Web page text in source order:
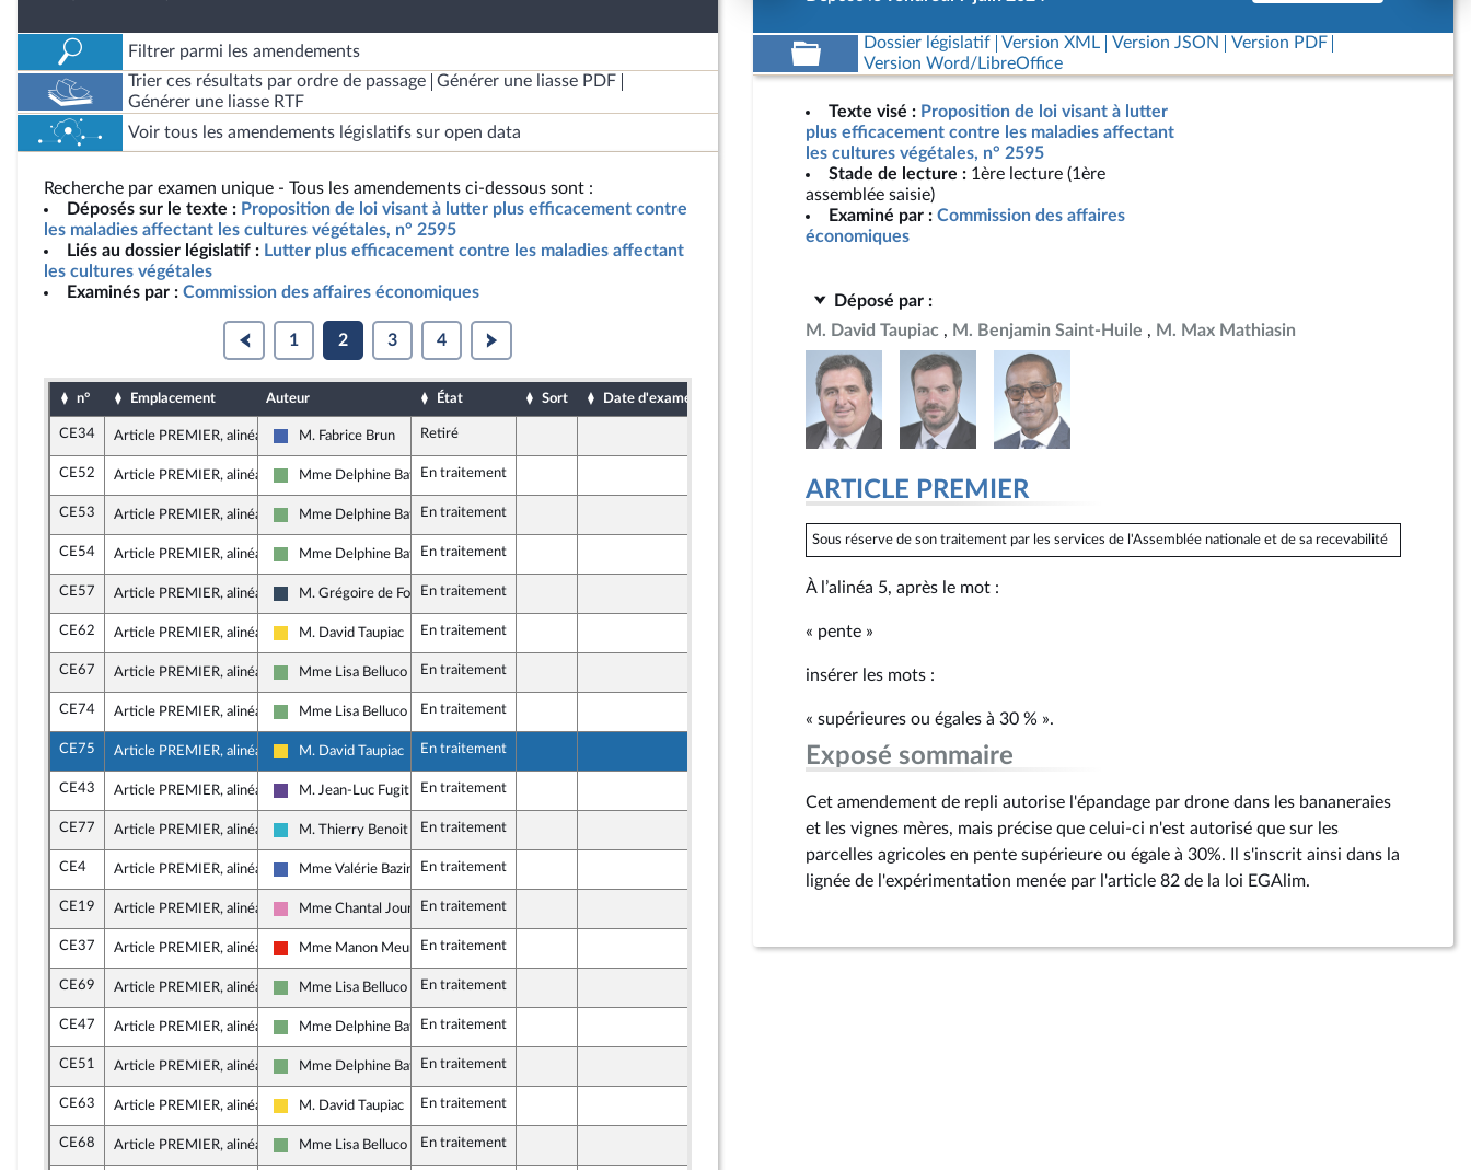
Filtrer parmi les amendements
Trier ces résultats par ordre de passage
Générer une liasse PDF
Générer une liasse RTF
Voir tous les amendements législatifs sur open data
Recherche par examen unique - Tous les amendements ci-dessous sont :
Déposés sur le texte : Proposition de loi visant à lutter plus efficacement contre
les maladies affectant les cultures végétales, n° 2595
Liés au dossier législatif : Lutter plus efficacement contre les maladies affectant
les cultures végétales
Examinés par : Commission des affaires économiques
1 2 3 4
n° Emplacement Auteur État Sort Date d'examen Date de dépôt
CE34 Article PREMIER, alinéa 5
Les Républicains
M. Fabrice Brun Retiré
CE52 Article PREMIER, alinéa 5
Écologiste - NUPES
Mme Delphine BathoEn traitement
CE53 Article PREMIER, alinéa 5
Écologiste - NUPES
Mme Delphine BathoEn traitement
CE54 Article PREMIER, alinéa 5
Écologiste - NUPES
Mme Delphine BathoEn traitement
CE57 Article PREMIER, alinéa 5
Rassemblement National
M. Grégoire de FournasEn traitement
CE62 Article PREMIER, alinéa 5
Libertés, Indépendants, Outre-mer et Territoires
M. David Taupiac En traitement
CE67 Article PREMIER, alinéa 5
Écologiste - NUPES
Mme Lisa Belluco En traitement
CE74 Article PREMIER, alinéa 5
Écologiste - NUPES
Mme Lisa Belluco En traitement
CE75 Article PREMIER, alinéa 5
Libertés, Indépendants, Outre-mer et Territoires
M. David Taupiac En traitement
CE43 Article PREMIER, alinéa 6
Renaissance
M. Jean-Luc Fugit En traitement
CE77 Article PREMIER, alinéa 6
Horizons et apparentés
M. Thierry Benoit En traitement
CE4 Article PREMIER, alinéa 7
Les Républicains
Mme Valérie Bazin-Malgras
En traitement
CE19 Article PREMIER, alinéa 7
Socialistes et apparentés
Mme Chantal JourdanEn traitement
CE37 Article PREMIER, alinéa 7
La France insoumise - Nouvelle Union Populaire écologique et sociale
Mme Manon MeunierEn traitement 7 juin 2024
CE69 Article PREMIER, alinéa 7
Écologiste - NUPES
Mme Lisa Belluco En traitement
CE47 Article PREMIER, alinéa 7
Écologiste - NUPES
Mme Delphine BathoEn traitement
CE51 Article PREMIER, alinéa 7
Écologiste - NUPES
Mme Delphine BathoEn traitement
CE63 Article PREMIER, alinéa 7
Libertés, Indépendants, Outre-mer et Territoires
M. David Taupiac En traitement
CE68 Article PREMIER, alinéa 7
Écologiste - NUPES
Mme Lisa Belluco En traitement
Dossier législatif Version XML Version JSON
Version PDF
Version Word/LibreOffice
Texte visé : Proposition de loi visant à lutter
plus efficacement contre les maladies affectant
les cultures végétales, n° 2595
Stade de lecture : 1ère lecture (1ère
assemblée saisie)
Examiné par : Commission des affaires
économiques
Déposé par :
M. David Taupiac
M. Benjamin Saint-Huile M. Max Mathiasin
ARTICLE PREMIER
Sous réserve de son traitement par les services de l'Assemblée nationale et de sa recevabilité
À l’alinéa 5, après le mot :
« pente »
insérer les mots :
« supérieures ou égales à 30 % ».
Exposé sommaire
Cet amendement de repli autorise l'épandage par drone dans les bananeraies
et les vignes mères, mais précise que celui-ci n'est autorisé que sur les
parcelles agricoles en pente supérieure ou égale à 30%. Il s'inscrit ainsi dans la
lignée de l'expérimentation menée par l'article 82 de la loi EGAlim.